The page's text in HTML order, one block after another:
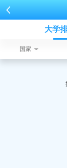
大学
国家